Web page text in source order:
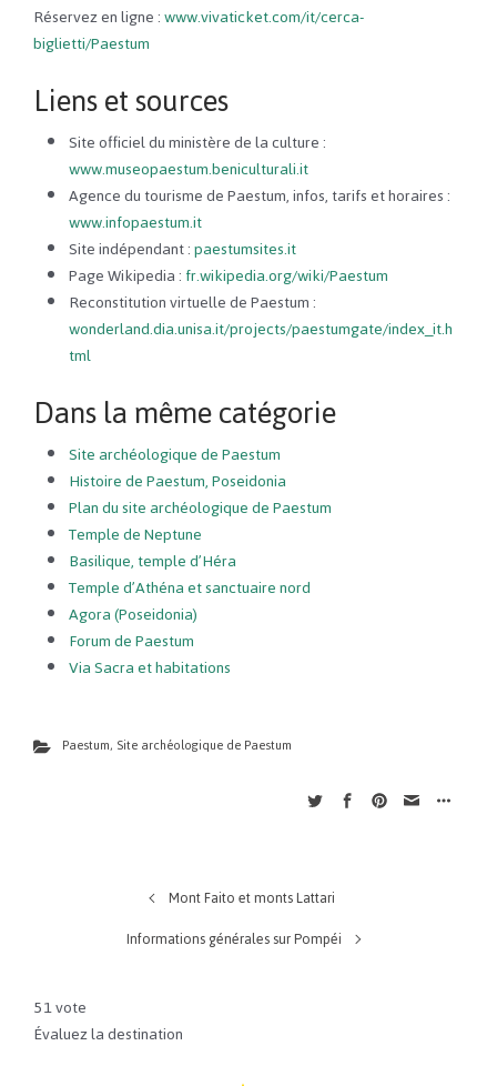
Réservez en ligne :www.vivaticket.com/it/cerca-
biglietti/Paestum
Liens et sources
Site officiel du ministère de la culture :
www.museopaestum.beniculturali.it
Agence du tourisme de Paestum, infos, tarifs et horaires :
www.infopaestum.it
Site indépendant :paestumsites.it
Page Wikipedia :fr.wikipedia.org/wiki/Paestum
Reconstitution virtuelle de Paestum :
wonderland.dia.unisa.it/projects/paestumgate/index_it.h
tml
Dans la même catégorie
Site archéologique de Paestum
Histoire de Paestum, Poseidonia
Plan du site archéologique de Paestum
Temple de Neptune
Basilique, temple d’Héra
Temple d’Athéna et sanctuaire nord
Agora (Poseidonia)
Forum de Paestum
Via Sacra et habitations
Paestum, Site archéologique de Paestum
Mont Faito et monts Lattari
Informations générales sur Pompéi
51vote
Évaluez la destination